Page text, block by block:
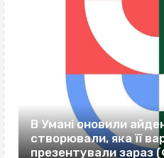
В Умані оновили
створювали, яка її
презентували зараз